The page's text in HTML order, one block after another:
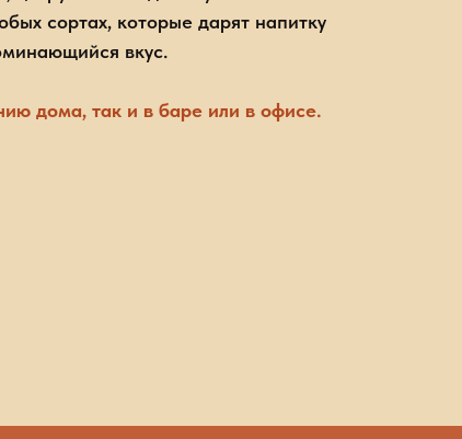
сортах, которые дарят напитку
вкус.
дома, так и в баре или в офисе.